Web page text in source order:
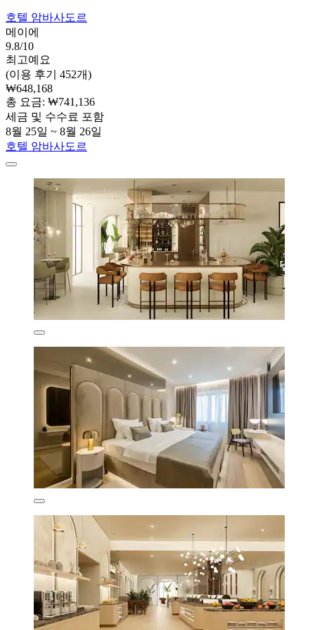
호텔 암바사도르
메이에
9.8/10
최고예요
(이용 후기 452개)
₩648,168
총 요금: ₩741,136
세금 및 수수료 포함
8월 25일 ~ 8월 26일
호텔 암바사도르